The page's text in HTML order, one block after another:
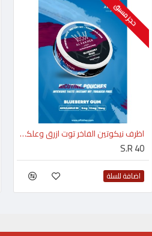
حجز مسبق
اظرف نيكوتين الفاخر توت ازرق وعلكة *
S.R 40
اضافة للسلة